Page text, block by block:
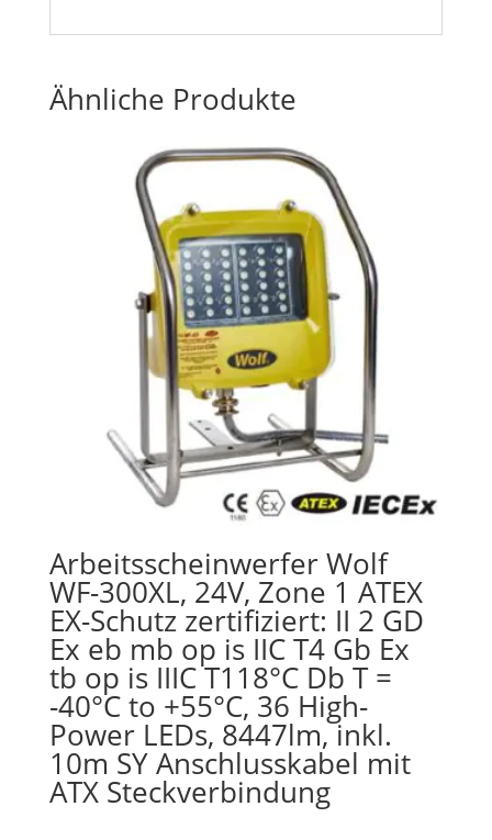
Ähnliche Produkte
Arbeitsscheinwerfer Wolf
WF-300XL, 24V, Zone 1 ATEX
EX-Schutz zertifiziert: II 2 GD
Ex eb mb op is IIC T4 Gb Ex
tb op is IIIC T118°C Db T =
-40°C to +55°C, 36 High-
Power LEDs, 8447lm, inkl.
10m SY Anschlusskabel mit
ATX Steckverbindung